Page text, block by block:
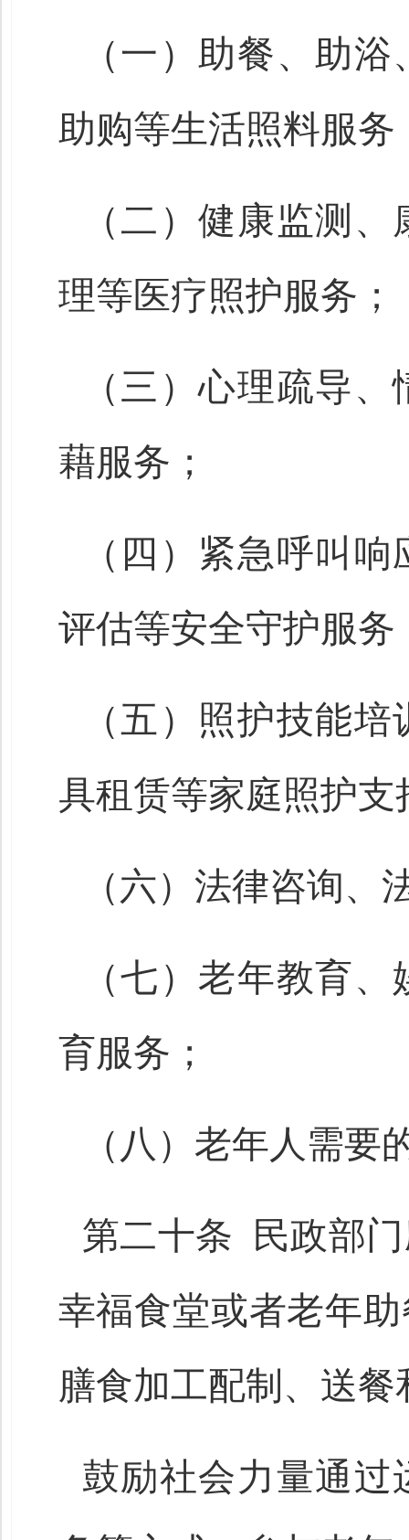
（一）助餐、助
助购等生活照料服务
（二）健康监测
理等医疗照护服务；
（三）心理疏导
藉服务；
（四）紧急呼叫
评估等安全守护服务
（五）照护技能
具租赁等家庭照护支
（六）法律咨询、
（七）老年教育
育服务；
（八）老年人需要
第二十条 民政部
幸福食堂或者老年
膳食加工配制、送
鼓励社会力量通过